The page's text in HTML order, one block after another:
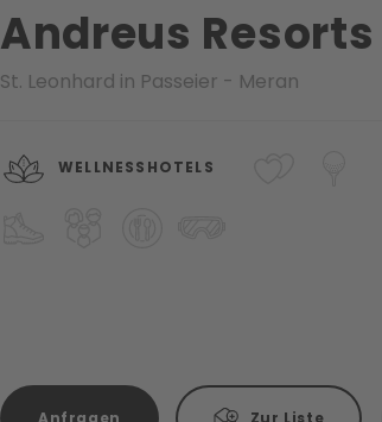
Andreus Resorts
St. Leonhard in Passeier - Meran
WELLNESSHOTELS
Anfragen Zur Liste